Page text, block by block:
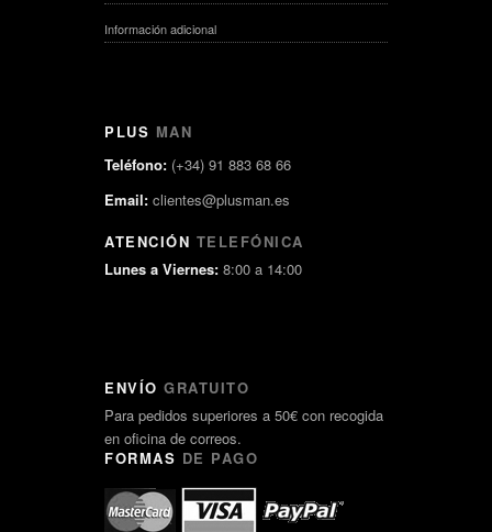
Información adicional
PLUS MAN
Teléfono: (+34) 91 883 68 66
Email: clientes@plusman.es
ATENCIÓN TELEFÓNICA
Lunes a Viernes: 8:00 a 14:00
ENVÍO GRATUITO
Para pedidos superiores a 50€ con recogida
en oficina de correos.
FORMAS DE PAGO